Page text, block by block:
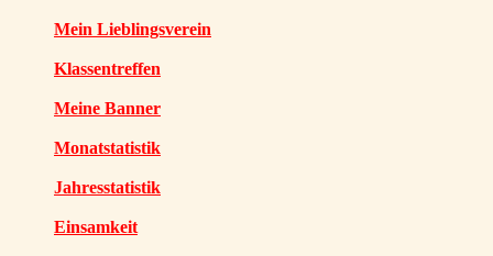
Mein Lieblingsverein
Klassentreffen
Meine Banner
Monatstatistik
Jahresstatistik
Einsamkeit